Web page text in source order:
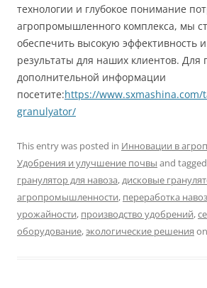
технологии и глубокое понимание
агропромышленного комплекса, мы
обеспечить высокую эффективность
результаты для наших клиентов. Для
дополнительной информации
посетите:https://www.sxmashina.com/
granulyator/
This entry was posted in Инновации в
Удобрения и улучшение почвы and tagged
гранулятор для навоза,дисковые
агропромышленности, переработка
урожайности, производство удобрений,
оборудование,экологические решения on